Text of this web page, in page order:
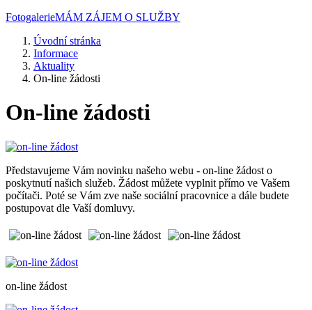
FotogalerieMÁM ZÁJEM O SLUŽBY
Úvodní stránka
Informace
Aktuality
On-line žádosti
On-line žádosti
Představujeme Vám novinku našeho webu - on-line žádost o
poskytnutí našich služeb. Žádost můžete vyplnit přímo ve Vašem
počítači. Poté se Vám zve naše sociální pracovnice a dále budete
postupovat dle Vaší domluvy.
on-line žádost